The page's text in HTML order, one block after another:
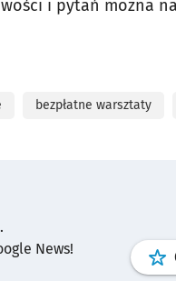
i pytań można
bezpłatne warsztaty
News!